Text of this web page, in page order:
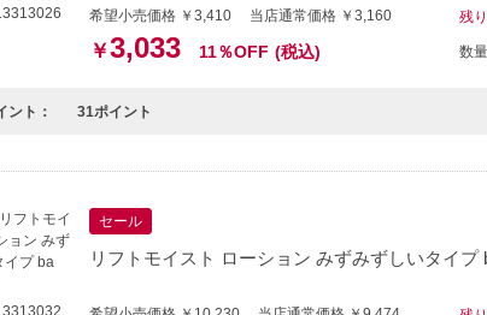
希望小売価格 ￥3,410 当店通常価格 ￥3,160
￥3,033 11％OFF (税込)
残
数量
ント： 31ポイント
セール
リフトモイスト ローション みずみずしいタイプ